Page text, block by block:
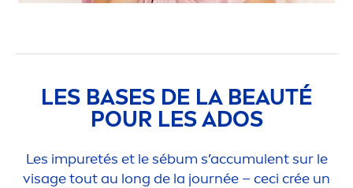
LES BASES DE LA BEAUTÉ
POUR LES ADOS
Les impuretés et le sébum s’accumulent sur le
visage tout au long de la journée – ceci crée un